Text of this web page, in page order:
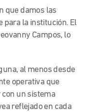
que damos las
para la institución. El
Campos, lo
al menos desde
operativa que
un sistema
reflejado en cada